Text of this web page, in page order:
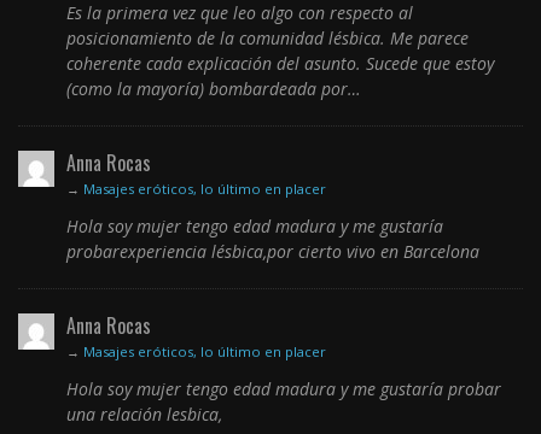
Es la primera vez que leo algo con respecto al
posicionamiento de la comunidad lésbica. Me parece
coherente cada explicación del asunto. Sucede que estoy
(como la mayoría) bombardeada por…
Anna Rocas
→ Masajes eróticos, lo último en placer
Hola soy mujer tengo edad madura y me gustaría
probarexperiencia lésbica,por cierto vivo en Barcelona
Anna Rocas
→ Masajes eróticos, lo último en placer
Hola soy mujer tengo edad madura y me gustaría probar
una relación lesbica,